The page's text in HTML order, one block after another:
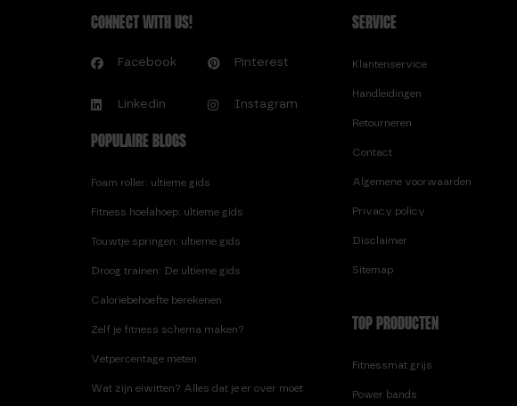
CONNECT WITH US!
Facebook Pinterest
Linkedin Instagram
POPULAIRE BLOGS
Foam roller: ultieme gids
Fitness hoelahoep: ultieme gids
Touwtje springen: ultieme gids
Droog trainen: De ultieme gids
Caloriebehoefte berekenen
Zelf je fitness schema maken?
Vetpercentage meten
Wat zijn eiwitten? Alles dat je er over moet
SERVICE
Klantenservice
Handleidingen
Retourneren
Contact
Algemene voorwaarden
Privacy policy
Disclaimer
Sitemap
TOP PRODUCTEN
Fitnessmat grijs
Power bands